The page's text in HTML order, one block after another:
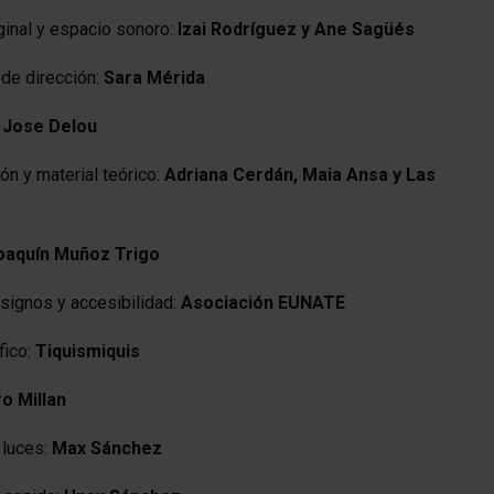
y espacio sonoro: Izai Rodríguez y Ane Sagüés
dirección: Sara Mérida
Jose Delou
y material teórico: Adriana Cerdán, Maia Ansa y Las
Muñoz Trigo
y accesibilidad: Asociación EUNATE
Tiquismiquis
Millan
Max Sánchez